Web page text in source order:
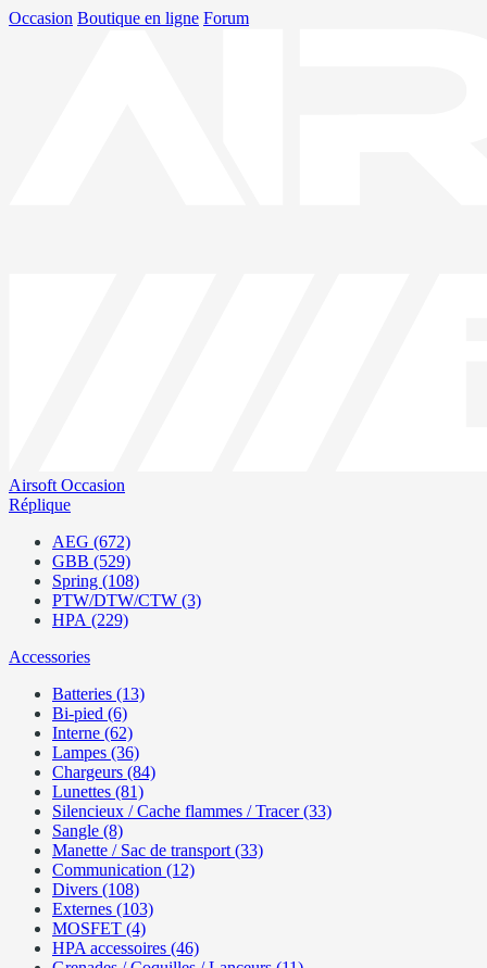
Occasion Boutique en ligne Forum
Airsoft Occasion
Réplique
AEG (672)
GBB (529)
Spring (108)
PTW/DTW/CTW (3)
HPA (229)
Accessories
Batteries (13)
Bi-pied (6)
Interne (62)
Lampes (36)
Chargeurs (84)
Lunettes (81)
Silencieux / Cache flammes / Tracer (33)
Sangle (8)
Manette / Sac de transport (33)
Communication (12)
Divers (108)
Externes (103)
MOSFET (4)
HPA accessoires (46)